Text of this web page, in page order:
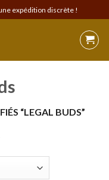
expédition discrète !
“LEGAL BUDS”